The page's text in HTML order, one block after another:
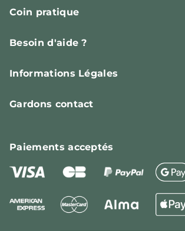
Coin pratique
Besoin d'aide ?
Informations Légales
Gardons contact
Paiementsacceptés